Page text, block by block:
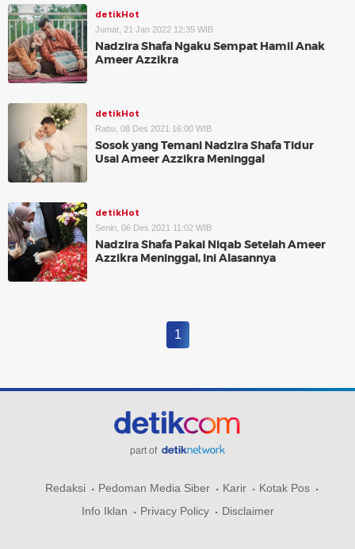
detikHot
Jumat, 21 Jan 2022 12:35 WIB
Nadzira Shafa Ngaku Sempat Hamil Anak
Ameer Azzikra
detikHot
Rabu, 08 Des 2021 16:00 WIB
Sosok yang Temani Nadzira Shafa Tidur
Usai Ameer Azzikra Meninggal
detikHot
Senin, 06 Des 2021 11:02 WIB
Nadzira Shafa Pakai Niqab Setelah Ameer
Azzikra Meninggal, Ini Alasannya
1
part of
Redaksi Pedoman Media Siber Karir
Kotak Pos
Info Iklan
Privacy Policy Disclaimer